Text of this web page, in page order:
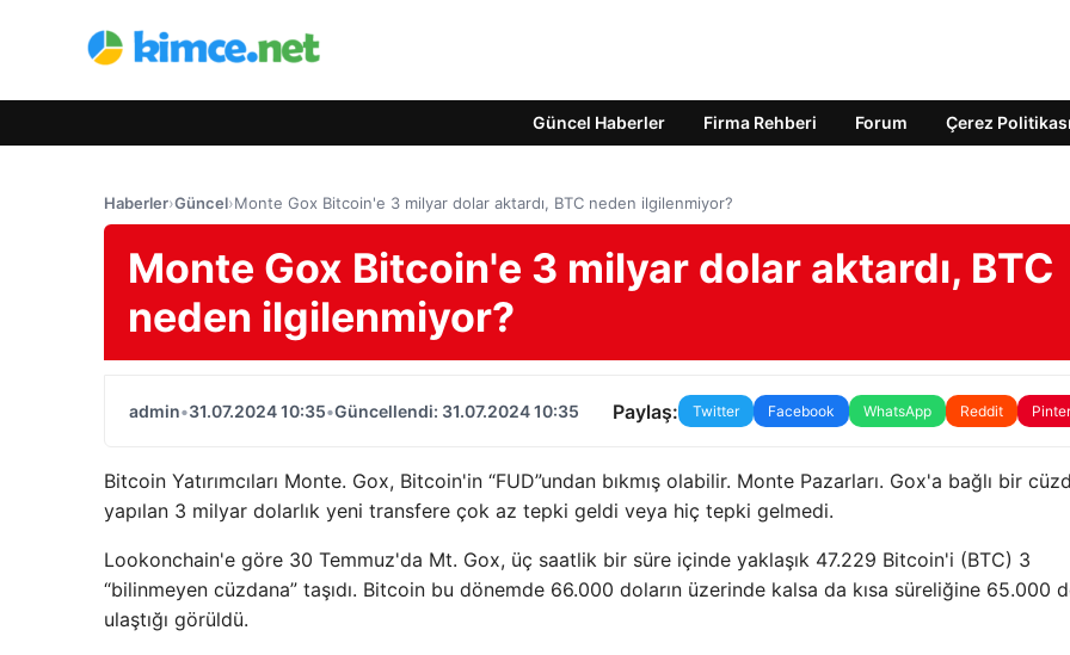
Güncel Haberler Firma Rehberi Forum Çerez Politikası
Haberler›Güncel›Monte Gox Bitcoin'e 3 milyar dolar aktardı, BTC neden ilgilenmiyor?
Monte Gox Bitcoin'e 3 milyar dolar aktardı, BTC
neden ilgilenmiyor?
admin•31.07.2024 10:35•Güncellendi: 31.07.2024 10:35 Paylaş: Twitter Facebook WhatsApp Reddit
Bitcoin Yatırımcıları Monte. Gox, Bitcoin'in “FUD”undan bıkmış olabilir. Monte Pazarları. Gox'a bağlı bir
yapılan 3 milyar dolarlık yeni transfere çok az tepki geldi veya hiç tepki gelmedi.
Lookonchain'e göre 30 Temmuz'da Mt. Gox, üç saatlik bir süre içinde yaklaşık 47.229 Bitcoin'i (BTC) 3
“bilinmeyen cüzdana” taşıdı. Bitcoin bu dönemde 66.000 doların üzerinde kalsa da kısa süreliğine 65.000
ulaştığı görüldü.